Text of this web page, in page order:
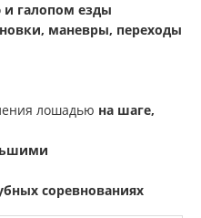
галопом езды
маневры, переходы
лошадью на шаге,
соревнованиях